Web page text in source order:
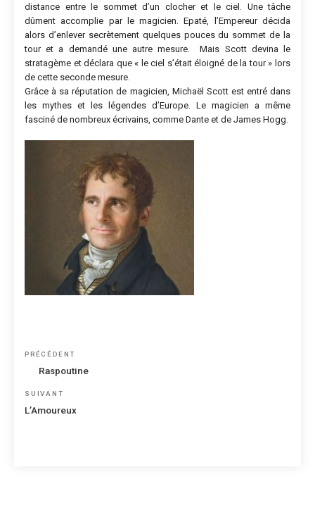
distance entre le sommet d’un clocher et le ciel. Une tâche
dûment accomplie par le magicien. Epaté, l’Empereur décida
alors d’enlever secrètement quelques pouces du sommet de la
tour et a demandé une autre mesure. Mais Scott devina le
stratagème et déclara que « le ciel s’était éloigné de la tour » lors
de cette seconde mesure.
Grâce à sa réputation de magicien, Michaël Scott est entré dans
les mythes et les légendes d’Europe. Le magicien a même
fasciné de nombreux écrivains, comme Dante et de James Hogg.
Navigation
Article
PRÉCÉDENT
Raspoutine
Article
suivant
SUIVANT
L’Amoureux